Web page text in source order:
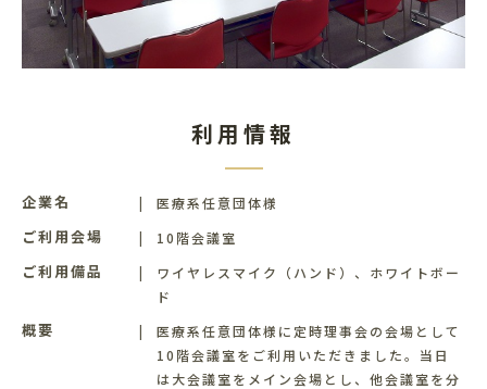
利用情報
企業名 医療系任意団体様
ご利⽤会場 10階会議室
ご利⽤備品
ワイヤレスマイク（ハンド）、ホワイトボー
ド
概要
医療系任意団体様に定時理事会の会場として
10階会議室をご利用いただきました。当日
は大会議室をメイン会場とし、他会議室を分